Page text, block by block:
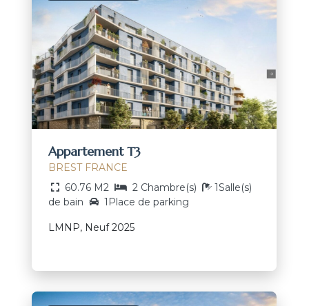
Appartement T3
BREST FRANCE
60.76 M2
2 Chambre(s)
1Salle(s)
de bain
1Place de parking
LMNP, Neuf 2025